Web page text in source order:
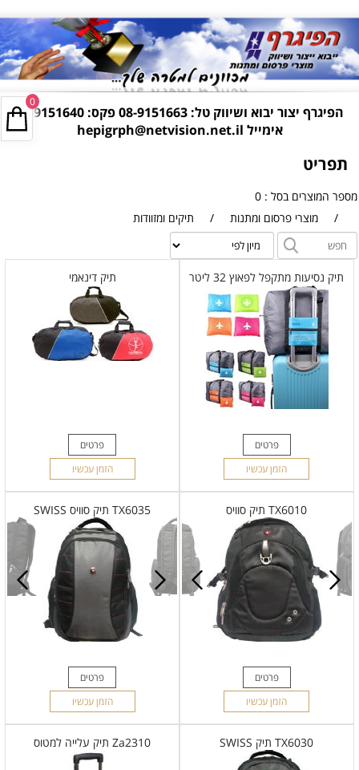
הפיגרף יצור יבוא ושיווק טל: 08-9151663
פקס: 08-9151640
אימייל hepigrph@netvision.net.il
תפריט
מספר המוצרים בסל : 0
/
מוצרי פרסום ומתנות / תיקים ומזוודות
0
תיק נסיעות מתקפל לפאוץ 32 ליטר
פרטים
הזמן עכשיו
תיק דינאמי
פרטים
הזמן עכשיו
TX6010 תיק סוויס
פרטים
הזמן עכשיו
TX6035 תיק סוויס SWISS
פרטים
הזמן עכשיו
TX6030 תיק SWISS Za2310 תיק עלייה למטוס